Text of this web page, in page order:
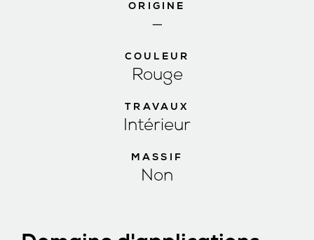
ORIGINE
—
COULEUR
Rouge
TRAVAUX
Intérieur
MASSIF
Non